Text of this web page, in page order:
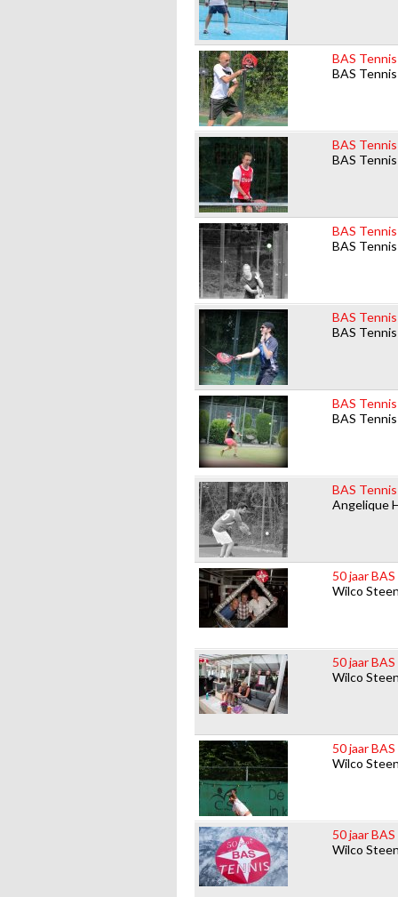
BAS
BAS Tennis
BAS
BAS Tennis
BAS
BAS Tennis
BAS
BAS Tennis
BAS
BAS Tennis
BAS
Angelique
50 jaar
Wilco
50 jaar
Wilco
50 jaar
Wilco
50 jaar
Wilco